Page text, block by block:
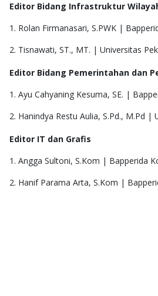
Editor Bidang Infrastruktur
1. Rolan Firmanasari, S.PWK |
2. Tisnawati, ST., MT. | Universitas
Editor Bidang Pemerintahan dan
1. Ayu Cahyaning Kesuma, SE. |
2. Hanindya Restu Aulia, S.Pd., M.Pd |
Editor IT dan Grafis
1. Angga Sultoni, S.Kom | Bapperida
2. Hanif Parama Arta, S.Kom |